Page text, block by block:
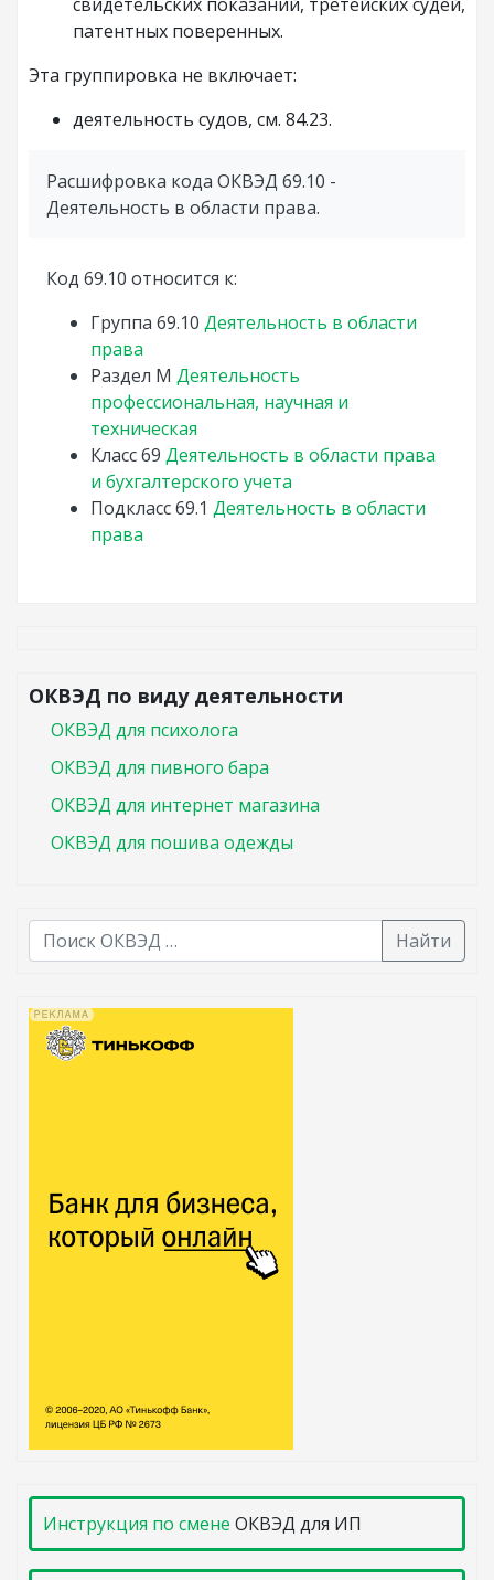
патентных поверенных.
Эта группировка не включает:
деятельность судов, см. 84.23.
Расшифровка кода ОКВЭД 69.10 -
Деятельность в области права.
Код 69.10 относится к:
Группа 69.10 Деятельность в области
права
Раздел M Деятельность
профессиональная, научная и
техническая
Класс69 Деятельность в области права
и бухгалтерского учета
Подкласс69.1 Деятельность в области
права
ОКВЭД по виду деятельности
ОКВЭД для психолога
ОКВЭД для пивного бара
ОКВЭД для интернет магазина
ОКВЭД для пошива одежды
Найти
В списке найденных результатов используйте
Инструкция по смене ОКВЭД для ИП